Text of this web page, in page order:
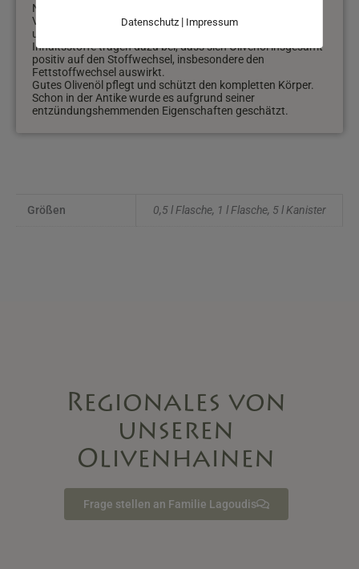
Natives Olivenöl liefert reichlich Chlorophyll, fettlösliche
Vitamine und einen hohen Anteil (ca. 75 %) an einfach
ungesättigten Fettsäuren (Omega-9-Fettsäure). Die
Inhaltsstoffe tragen dazu bei, dass sich Olivenöl insgesamt
positiv auf den Stoffwechsel, insbesondere den
Fettstoffwechsel auswirkt.
Gutes Olivenöl pflegt und schützt den kompletten Körper.
Schon in der Antike wurde es aufgrund seiner
entzündungshemmenden Eigenschaften geschätzt.
Größen 0,5 l Flasche, 1 l Flasche, 5 l Kanister
Regionales von
unseren
Olivenhainen
Frage stellen an Familie Lagoudis
Datenschutz| Impressum